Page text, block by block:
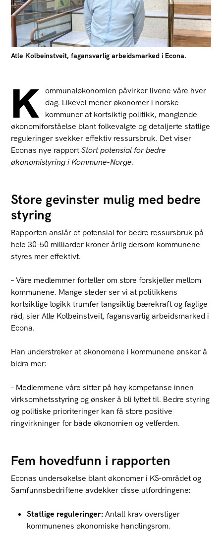
Atle Kolbeinstveit, fagansvarlig arbeidsmarked i Econa.
K ommunaløkonomien påvirker livene våre hver
dag. Likevel mener økonomer i norske
kommuner at kortsiktig politikk, manglende
økonomiforståelse blant folkevalgte og detaljerte statlige
reguleringer svekker effektiv ressursbruk. Det viser
Econas nye rapportStort potensial for bedre
økonomistyring i Kommune-Norge.
Store gevinster mulig med bedre
styring
Rapporten anslår et potensial for bedre ressursbruk på
hele 30–50 milliarder kroner årlig dersom kommunene
styres mer effektivt.
– Våre medlemmer forteller om store forskjeller mellom
kommunene. Mange steder ser vi at politikkens
kortsiktige logikk trumfer langsiktig bærekraft og faglige
råd, sier Atle Kolbeinstveit, fagansvarlig arbeidsmarked i
Econa.
Han understreker at økonomene i kommunene ønsker å
bidra mer:
– Medlemmene våre sitter på høy kompetanse innen
virksomhetsstyring og ønsker å bli lyttet til. Bedre styring
og politiske prioriteringer kan få store positive
ringvirkninger for både økonomien og velferden.
Fem hovedfunn i rapporten
Econas undersøkelse blant økonomer i KS-området og
Samfunnsbedriftene avdekker disse utfordringene:
Statlige reguleringer:Antall krav overstiger
kommunenes økonomiske handlingsrom.